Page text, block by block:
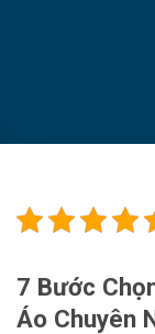
7 Bước
Áo Chuyên